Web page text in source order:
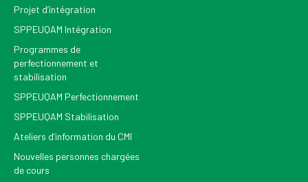
Projet d’intégration
SPPEUQAM Intégration
Programmes de
perfectionnement et
stabilisation
SPPEUQAM Perfectionnement
SPPEUQAM Stabilisation
Ateliers d’information du CMI
Nouvelles personnes chargées
de cours